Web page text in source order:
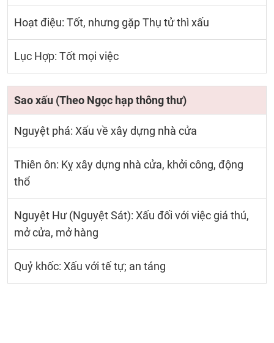
Hoạt điệu: Tốt, nhưng gặp Thụ tử thì xấu
Lục Hợp: Tốt mọi việc
Sao xấu (Theo Ngọc hạp thông thư)
Nguyệt phá: Xấu về xây dựng nhà cửa
Thiên ôn: Kỵ xây dựng nhà cửa, khởi công, động
thổ
Nguyệt Hư (Nguyệt Sát): Xấu đối với việc giá thú,
mở cửa, mở hàng
Quỷ khốc: Xấu với tế tự; an táng